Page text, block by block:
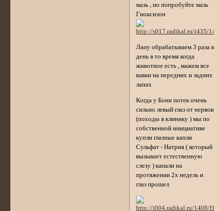
мазь , но попробуйте мазь
Гиоксизон
Лапу обрабатываем 3 раза в
день в то время когда
животное есть , мажем все
вавки на передних и задних
лапах
Когда у Бони потек очень
сильно левый глаз от нервов
(походы в клинику ) мы по
собственной инициативе
купли глазные капли
Сульфат - Натрия ( который
вызывает естественную
слезу ) капали на
протяжении 2х недель и
глаз прошел